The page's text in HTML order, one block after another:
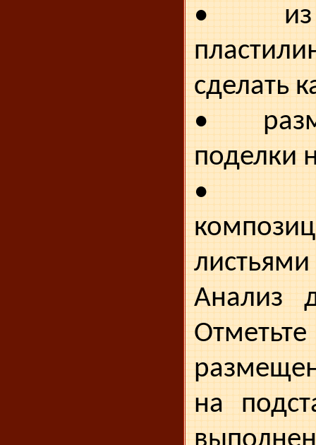
• из
сделать
•
поделки
•
Анализ
на